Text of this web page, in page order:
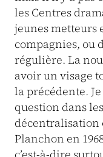
les Centres
jeunes metteurs
compagnies, ou
régulière. La
avoir un visage
la précédente.
question dans
décentralisation
Planchon en